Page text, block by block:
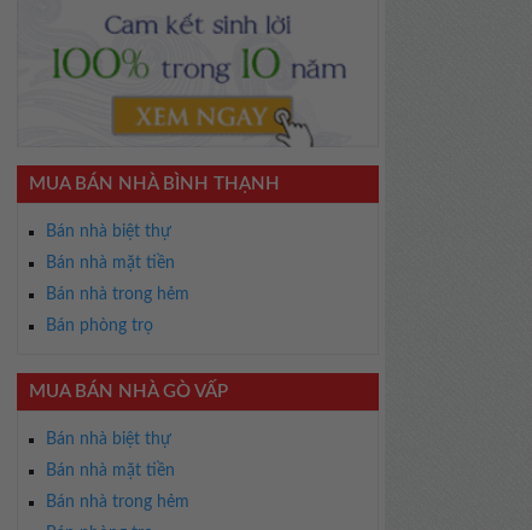
MUA BÁN NHÀ BÌNH THẠNH
Bán nhà biệt thự
Bán nhà mặt tiền
Bán nhà trong hẻm
Bán phòng trọ
MUA BÁN NHÀ GÒ VẤP
Bán nhà biệt thự
Bán nhà mặt tiền
Bán nhà trong hẻm